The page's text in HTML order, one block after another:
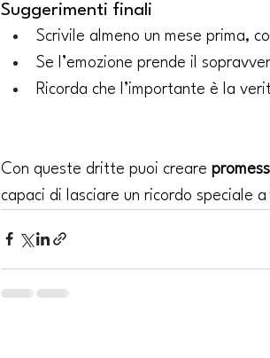
Suggerimenti finali
Scrivile almeno un mese prima,
Se l’emozione prende il
Ricorda che l’importante è la
Con queste dritte puoi creare
capaci di lasciare un ricordo speciale